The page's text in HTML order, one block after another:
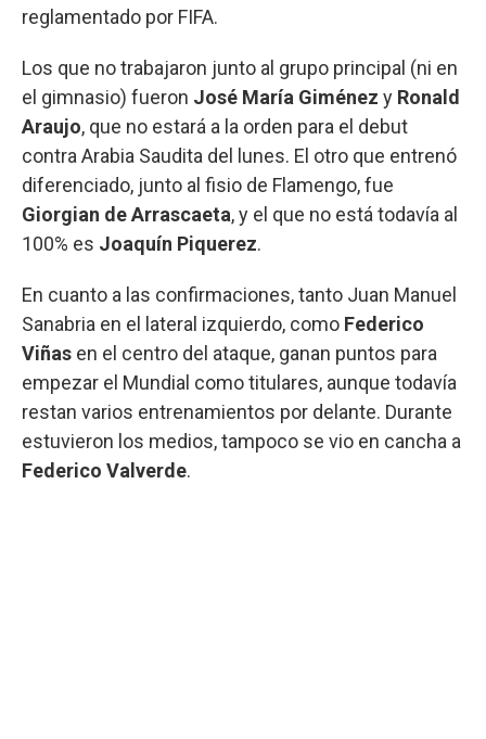
reglamentado por FIFA.
Los que no trabajaron junto al grupo principal (ni en
el gimnasio) fueron José María Giménez y Ronald
Araujo, que no estará a la orden para el debut
contra Arabia Saudita del lunes. El otro que entrenó
diferenciado, junto al fisio de Flamengo, fue
Giorgian de Arrascaeta, y el que no está todavía al
100% es Joaquín Piquerez.
En cuanto a las confirmaciones, tanto Juan Manuel
Sanabria en el lateral izquierdo, como Federico
Viñas en el centro del ataque, ganan puntos para
empezar el Mundial como titulares, aunque todavía
restan varios entrenamientos por delante. Durante
estuvieron los medios, tampoco se vio en cancha a
Federico Valverde.